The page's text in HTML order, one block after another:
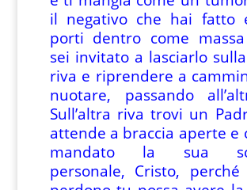
il negativo che hai fatto
porti dentro come massa
sei invitato a lasciarlo
riva e riprendere a
nuotare, passando
Sull’altra riva trovi un
attende a braccia aperte e
mandato la sua
personale, Cristo,